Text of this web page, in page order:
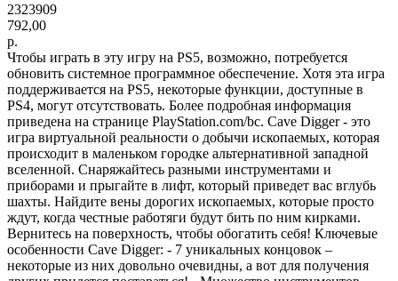
2323909
792,00
р.
Чтобы играть в эту игру на PS5, возможно, потребуется
обновить системное программное обеспечение. Хотя эта игра
поддерживается на PS5, некоторые функции, доступные в
PS4, могут отсутствовать. Более подробная информация
приведена на странице PlayStation.com/bc. Cave Digger - это
игра виртуальной реальности о добычи ископаемых, которая
происходит в маленьком городке альтернативной западной
вселенной. Снаряжайтесь разными инструментами и
приборами и прыгайте в лифт, который приведет вас вглубь
шахты. Найдите вены дорогих ископаемых, которые просто
ждут, когда честные работяги будут бить по ним кирками.
Вернитесь на поверхность, чтобы обогатить себя! Ключевые
особенности Cave Digger: - 7 уникальных концовок –
некоторые из них довольно очевидны, а вот для получения